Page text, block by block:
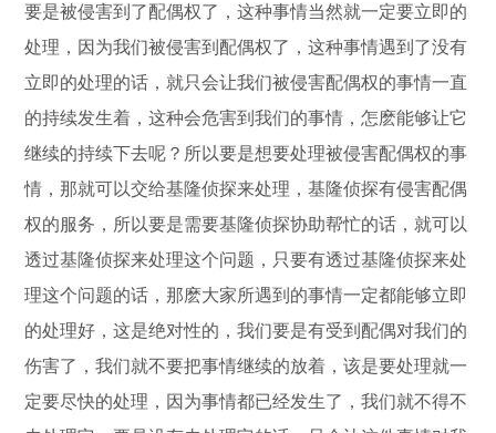
要是被侵害到了配偶权了，这种事情当然就一定要立即的
处理，因为我们被侵害到配偶权了，这种事情遇到了没有
立即的处理的话，就只会让我们被侵害配偶权的事情一直
的持续发生着，这种会危害到我们的事情，怎麽能够让它
继续的持续下去呢？所以要是想要处理被侵害配偶权的事
情，那就可以交给基隆侦探来处理，基隆侦探有侵害配偶
权的服务，所以要是需要基隆侦探协助帮忙的话，就可以
透过基隆侦探来处理这个问题，只要有透过基隆侦探来处
理这个问题的话，那麽大家所遇到的事情一定都能够立即
的处理好，这是绝对性的，我们要是有受到配偶对我们的
伤害了，我们就不要把事情继续的放着，该是要处理就一
定要尽快的处理，因为事情都已经发生了，我们就不得不